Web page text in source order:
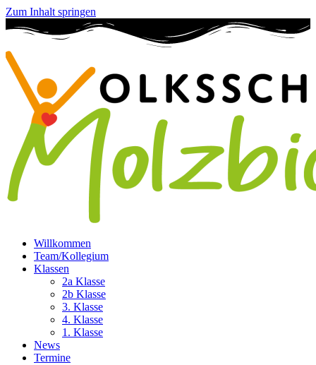
Zum Inhalt springen
Willkommen
Team/Kollegium
Klassen
2a Klasse
2b Klasse
3. Klasse
4. Klasse
1. Klasse
News
Termine